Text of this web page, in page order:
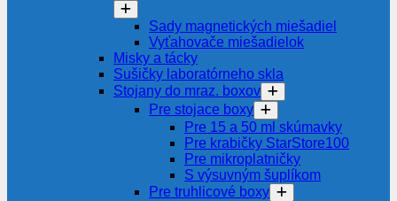
Sady magnetických miešadiel
Vyťahovače miešadielok
Misky a tácky
Sušičky laboratórneho skla
Stojany do mraz. boxov
Pre stojace boxy
Pre 15 a 50 ml skúmavky
Pre krabičky StarStore100
Pre mikroplatničky
S výsuvným šuplíkom
Pre truhlicové boxy